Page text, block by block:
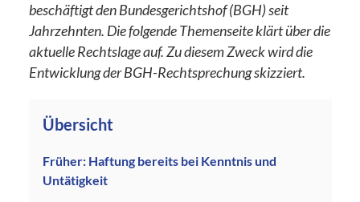
beschäftigt den Bundesgerichtshof (BGH) seit
Jahrzehnten. Die folgende Themenseite klärt über die
aktuelle Rechtslage auf. Zu diesem Zweck wird die
Entwicklung der BGH-Rechtsprechung skizziert.
Übersicht
Früher: Haftung bereits bei Kenntnis und
Untätigkeit